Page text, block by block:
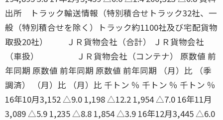
出所 トラック輸送情報（特別積合せトラック32社、一
般（特別積合せを除く）トラック約1100社及び宅配貨物
取扱20社） ＪＲ貨物会社（合計） ＪＲ貨物会社
（車扱） ＪＲ貨物会社（コンテナ） 原数値 前
年同期 原数値 前年同期 原数値 前年同期 （月）比 （季
調済） （月）比 （月）比 千トン ％ 千トン ％ 千トン ％
16年10月3,152 △9.0 1,198 △12.2 1,954 △7.0 16年11月
3,089 △5.9 1,235 △8.8 1,854 △3.9 16年12月3,445 △6.0